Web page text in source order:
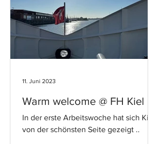
Warm welcome @ FH Kiel
In der erste Arbeitswoche hat sich Kiel
von der schönsten Seite gezeigt ..
11. Juni 2023